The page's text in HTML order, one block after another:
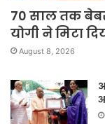
70 साल तक
योगी ने मिटा
August 8, 2026